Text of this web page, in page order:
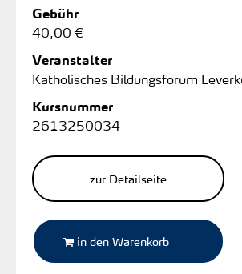
Gebühr
40,00 €
Veranstalter
Katholisches Bildungsforum
Kursnummer
2613250034
zur Detailseite
in den Warenkorb